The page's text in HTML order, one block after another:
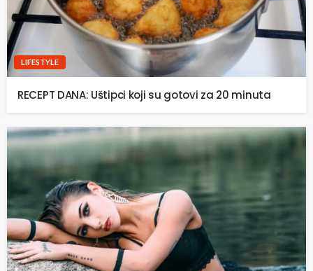
LIFESTYLE
RECEPT DANA: Uštipci koji su gotovi za 20 minuta